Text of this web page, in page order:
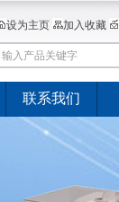
设为主页 加入收藏
联系我们